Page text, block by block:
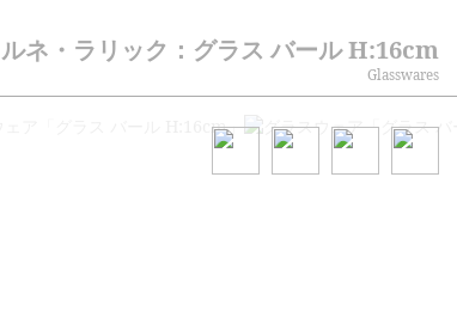
ルネ・ラリック：グラス バール H:16cm
Glasswares